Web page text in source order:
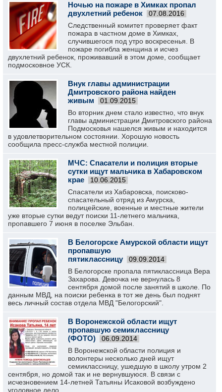
Ночью на пожаре в Химках пропал
двухлетний ребенок
07.08.2016
Следственный комитет проверяет факт
пожара в частном доме в Химках,
случившегося под утро воскресенья. В
пожаре погибла женщина и исчез
двухлетний ребенок, проживавший в этом доме, сообщает
подмосковное УСК.
Внук главы администрации
Дмитровского района найден
живым
01.09.2015
Во вторник днем стало известно, что внук
главы администрации Дмитровского района
Подмосковья нашелся живым и находится
в удовлетворительном состоянии. Хорошую новость
сообщила пресс-служба местной полиции.
МЧС: Спасатели и полиция вторые
сутки ищут мальчика в Хабаровском
крае
10.06.2015
Спасатели из Хабаровска, поисково-
спасательный отряд из Амурска,
полицейские, военные и местные жители
уже вторые сутки ведут поиски 11-летнего мальчика,
пропавшего 7 июня в поселке Эльбан.
В Белогорске Амурской области ищут
пропавшую
пятиклассницу
09.09.2014
В Белогорске пропала пятиклассница Вера
Захарова. Девочка не вернулась 8
сентября домой после занятий в школе. По
данным МВД, на поиски ребенка в тот же день был поднят
весь личный состав отдела МВД "Белогорский".
В Воронежской области ищут
пропавшую семиклассницу
(ФОТО)
06.09.2014
В Воронежской области полиция и
волонтеры несколько дней ищут
семиклассницу, ушедшую в школу утром 2
сентября, но домой так и не вернувшуюся. В связи с
исчезновением 14-летней Татьяны Исаковой возбуждено
уголовное дело.